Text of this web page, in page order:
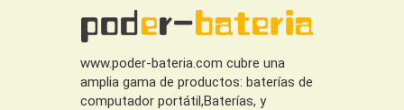
www.poder-bateria.com cubre una
amplia gama de productos: baterías de
computador portátil,Baterías, y